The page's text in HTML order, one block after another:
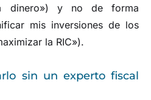
dinero») y no de forma
mis inversiones de los
la RIC»).
sin un experto fiscal